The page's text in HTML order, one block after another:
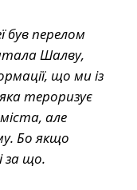
був перелом
Шалву,
що ми із
тероризує
але
Бо якщо
за що.